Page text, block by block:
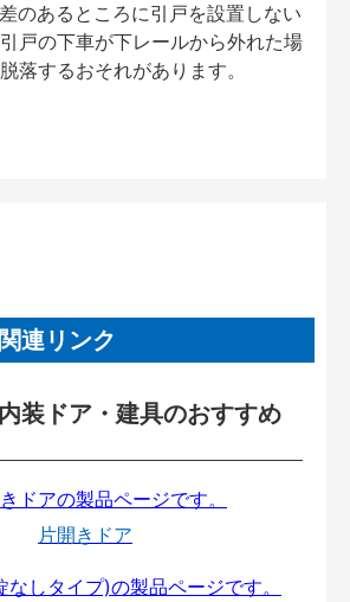
のあるところに引戸を設置しない
戸の下車が下レールから外れた場
落するおそれがあります。
連リンク
装ドア・建具のおすすめ
片開きドア